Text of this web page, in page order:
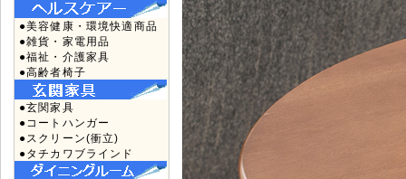
●美容健康・環境快適商品
●雑貨・家電用品
●福祉・介護家具
●高齢者椅子
●玄関家具
●コートハンガー
●スクリーン(衝立)
●タチカワブラインド